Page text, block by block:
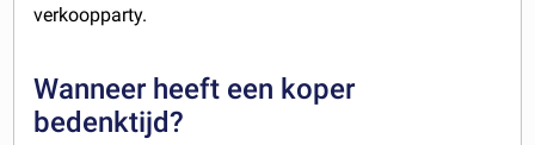
verkoopparty.
Wanneer heeft een koper
bedenktijd?